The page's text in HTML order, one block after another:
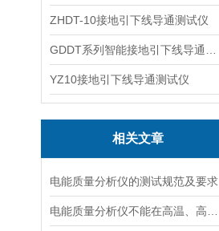
ZHDT-10接地引下线导通测试仪
YZ10接地引下线导通测试仪
相关文章
电能质量分析仪的测试规范及要求